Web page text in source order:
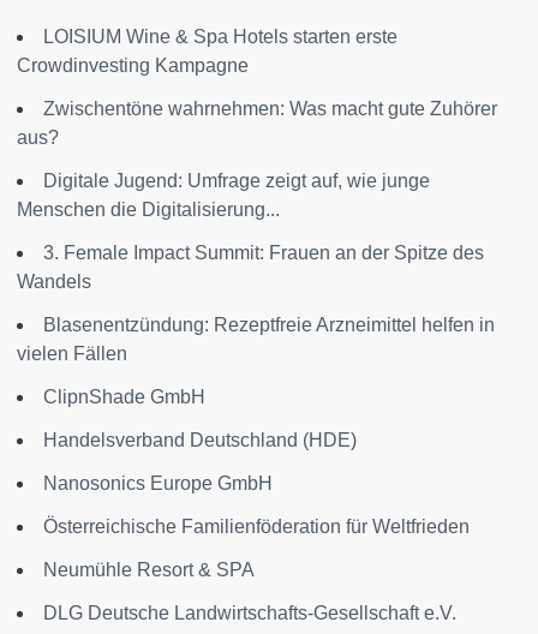
LOISIUM Wine & Spa Hotels starten erste
Crowdinvesting Kampagne
Zwischentöne wahrnehmen: Was macht gute Zuhörer
aus?
Digitale Jugend: Umfrage zeigt auf, wie junge
Menschen die Digitalisierung...
3. Female Impact Summit: Frauen an der Spitze des
Wandels
Blasenentzündung: Rezeptfreie Arzneimittel helfen in
vielen Fällen
ClipnShade GmbH
Handelsverband Deutschland (HDE)
Nanosonics Europe GmbH
Österreichische Familienföderation für Weltfrieden
Neumühle Resort & SPA
DLG Deutsche Landwirtschafts-Gesellschaft e.V.